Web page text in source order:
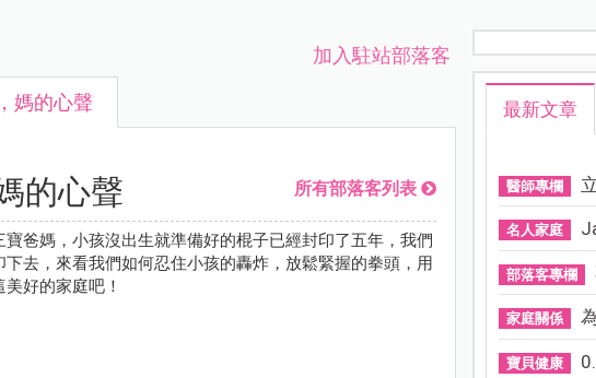
加入駐站部落客
媽的心聲
的心聲 所有部落客列表
寶爸媽，小孩沒出生就準備好的棍子已經封印了五年，我們
下去，來看我們如何忍住小孩的轟炸，放鬆緊握的拳頭，用
好的家庭吧！
最新文章
醫師專欄
名人家庭
部落客專欄
家庭關係
寶貝健康